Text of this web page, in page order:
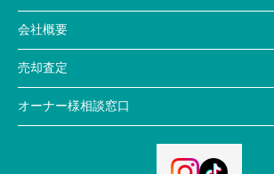
会社概要
売却査定
オーナー様相談窓口